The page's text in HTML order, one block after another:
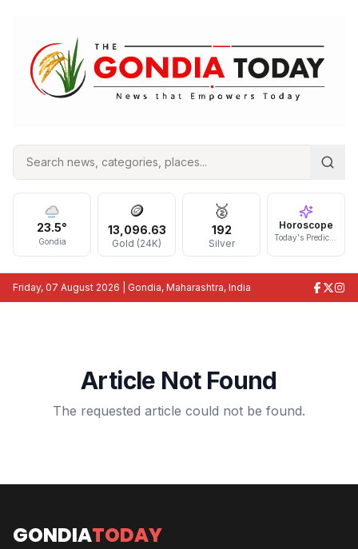
23.5°
Gondia
🪙
13,096.63
Gold (24K)
🥈
192
Silver
Horoscope
Friday, 07 August 2026 | Gondia, Maharashtra, India
Article Not Found
The requested article could not be found.
GONDIATODAY